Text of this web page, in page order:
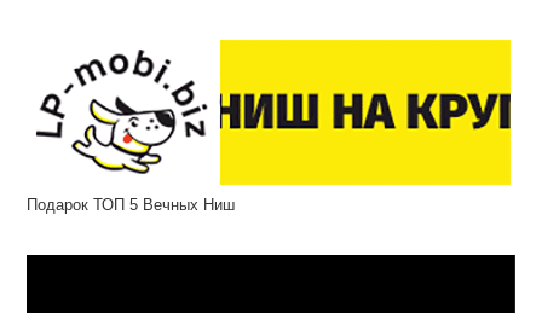
Подарок ТОП 5 Вечных Ниш